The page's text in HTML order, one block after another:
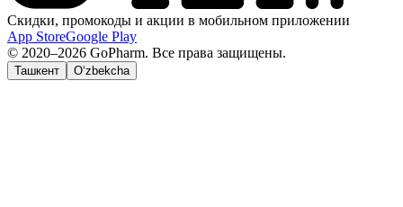
Скидки, промокоды и акции в мобильном приложении
App StoreGoogle Play
© 2020–2026 GoPharm. Все права защищены.
Ташкент O‘zbekcha